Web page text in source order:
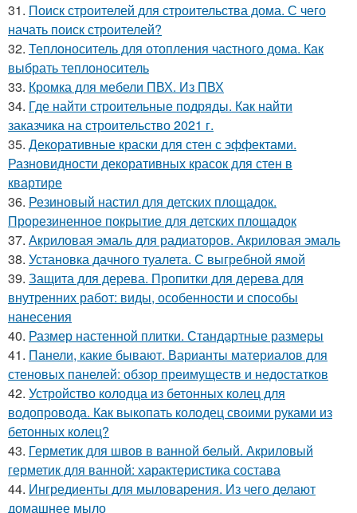
31. Поиск строителей для строительства дома. С чего
начать поиск строителей?
32. Теплоноситель для отопления частного дома. Как
выбрать теплоноситель
33. Кромка для мебели ПВХ. Из ПВХ
34. Где найти строительные подряды. Как найти
заказчика на строительство 2021 г.
35. Декоративные краски для стен с эффектами.
Разновидности декоративных красок для стен в
квартире
36. Резиновый настил для детских площадок.
Прорезиненное покрытие для детских площадок
37. Акриловая эмаль для радиаторов. Акриловая эмаль
38. Установка дачного туалета. С выгребной ямой
39. Защита для дерева. Пропитки для дерева для
внутренних работ: виды, особенности и способы
нанесения
40. Размер настенной плитки. Стандартные размеры
41. Панели, какие бывают. Варианты материалов для
стеновых панелей: обзор преимуществ и недостатков
42. Устройство колодца из бетонных колец для
водопровода. Как выкопать колодец своими руками из
бетонных колец?
43. Герметик для швов в ванной белый. Акриловый
герметик для ванной: характеристика состава
44. Ингредиенты для мыловарения. Из чего делают
домашнее мыло